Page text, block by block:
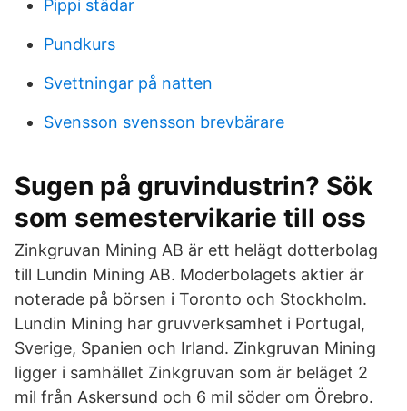
Pippi städar
Pundkurs
Svettningar på natten
Svensson svensson brevbärare
Sugen på gruvindustrin? Sök
som semestervikarie till oss
Zinkgruvan Mining AB är ett helägt dotterbolag
till Lundin Mining AB. Moderbolagets aktier är
noterade på börsen i Toronto och Stockholm.
Lundin Mining har gruvverksamhet i Portugal,
Sverige, Spanien och Irland. Zinkgruvan Mining
ligger i samhället Zinkgruvan som är beläget 2
mil från Askersund och 6 mil söder om Örebro.